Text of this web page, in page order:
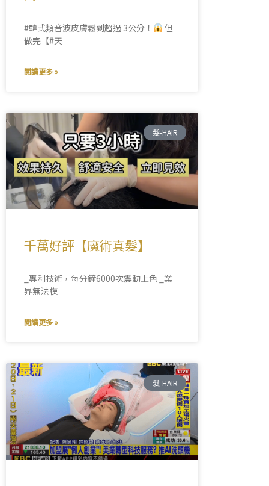
#韓式類音波皮膚鬆到超過 3公分！
但
做完【#天
閱讀更多 »
髮-HAIR
千萬好評【魔術真髮】
_專利技術，每分鐘6000次震動上色 _業
界無法模
閱讀更多 »
髮-HAIR